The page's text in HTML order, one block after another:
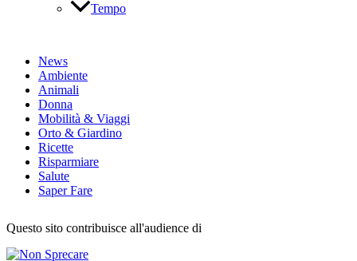
Tempo
News
Ambiente
Animali
Donna
Mobilità & Viaggi
Orto & Giardino
Ricette
Risparmiare
Salute
Saper Fare
Questo sito contribuisce all'audience di